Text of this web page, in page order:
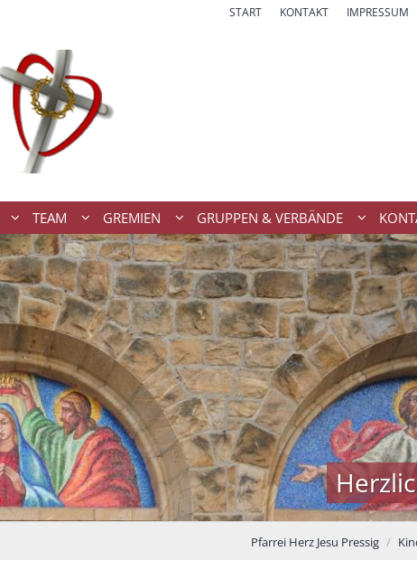
START KONTAKT IMPRESSUM
TEAM GREMIEN GRUPPEN & VERBÄNDE
Pfarrei Herz Jesu Pressig